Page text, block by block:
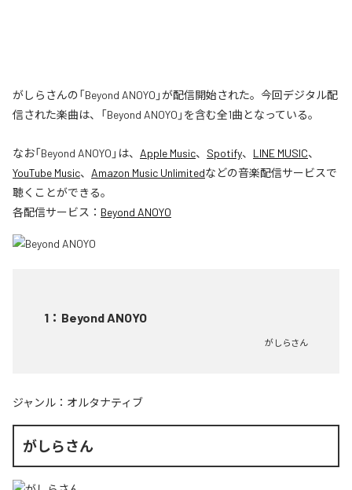
がしらさんの「Beyond ANOYO」が配信開始された。今回デジタル配
信された楽曲は、「Beyond ANOYO」を含む全1曲となっている。
なお「Beyond ANOYO 」は、 Apple Music、 Spotify、 LINE MUSIC、
YouTube Music、 Amazon Music Unlimitedなどの音楽配信サービスで
聴くことができる。
各配信サービス： Beyond ANOYO
1 ： Beyond ANOYO
がしらさん
ジャンル： オルタナティブ
がしらさん